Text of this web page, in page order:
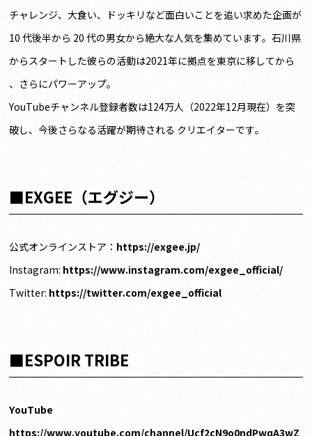
チャレンジ、大食い、ドッキリなど面白いことを追い求めた企画が
10 代後半から 20 代の男女から絶大な人気を集めています。石川県
からスタートした彼らの活動は2021年に拠点を東京に移してから
、さらにパワーアップ。
YouTubeチャンネル登録者数は124万人（2022年12月現在）を突
破し、今後さらなる活躍が期待される クリエイターです。
■EXGEE（エグジー）
公式オンラインストア： https://exgee.jp/
Instagram: https://www.instagram.com/exgee_official/
Twitter: https://twitter.com/exgee_official
■ESPOIR TRIBE
YouTube
https://www.youtube.com/channel/Ucf2cN9o0ndPwqA3wZ